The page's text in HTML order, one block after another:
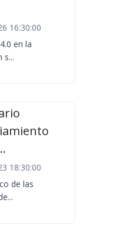
16:30:00
en la
s...
18:30:00
de las